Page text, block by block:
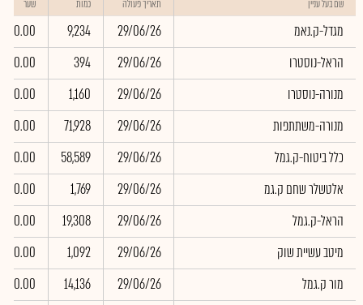
שם בעל עניין תאריך פעולה כמות שער
מגדל-ק.נאמ 29/06/26
9,234
0.00
הראל-נוסטרו
29/06/26
394
0.00
מנורה-נוסטרו
29/06/26
1,160
0.00
מנורה-משתתפות
29/06/26
71,928
0.00
כלל ביטוח-ק.גמל
29/06/26
58,589
0.00
אלטשלר שחם ק.גמ
29/06/26
1,769
0.00
הראל-ק.גמל
29/06/26
19,308
0.00
מיטב עשיית שוק
29/06/26
1,092
0.00
מור ק.גמל
29/06/26
14,136
0.00